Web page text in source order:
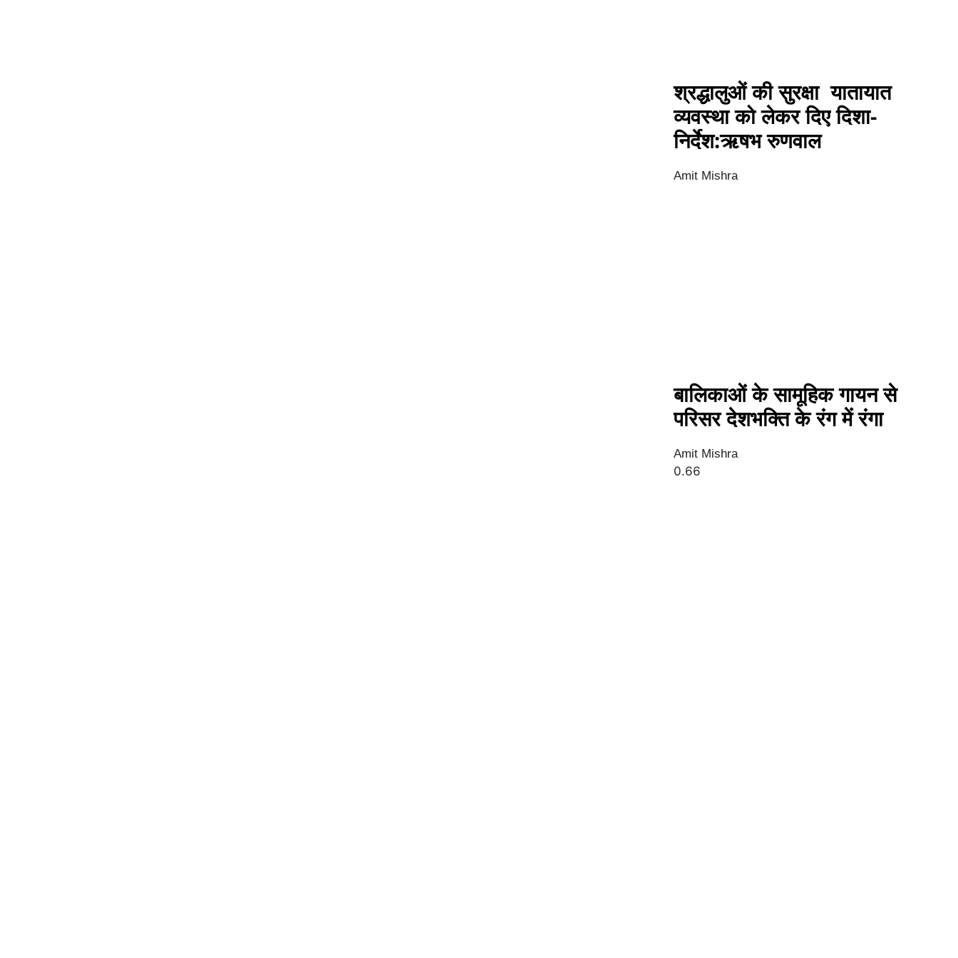
श्रद्धालुओं की सुरक्षा यातायात
व्यवस्था को लेकर दिए दिशा-
निर्देश:ऋषभ रुणवाल
Amit Mishra
बालिकाओं के सामूहिक गायन से
परिसर देशभक्ति के रंग में रंगा
Amit Mishra